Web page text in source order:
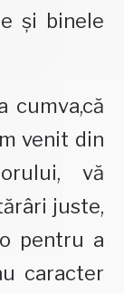
şi binele
cumva,că
venit din
vă
juste,
pentru a
caracter